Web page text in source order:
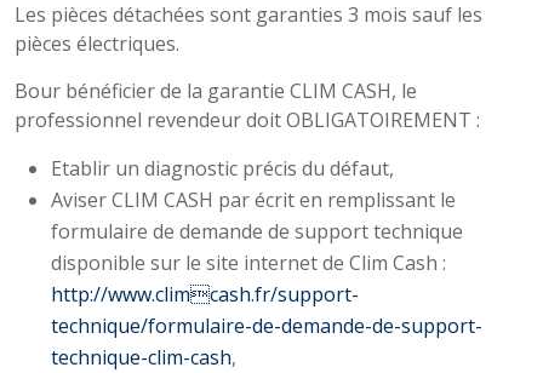
Les pièces détachées sont garanties 3 mois sauf les
pièces électriques.
Bour bénéficier de la garantie CLIM CASH, le
professionnel revendeur doit OBLIGATOIREMENT :
Etablir un diagnostic précis du défaut,
Aviser CLIM CASH par écrit en remplissant le
formulaire de demande de support technique
disponible sur le site internet de Clim Cash :
http://www.climcash.fr/support-
technique/formulaire-de-demande-de-support-
technique-clim-cash,